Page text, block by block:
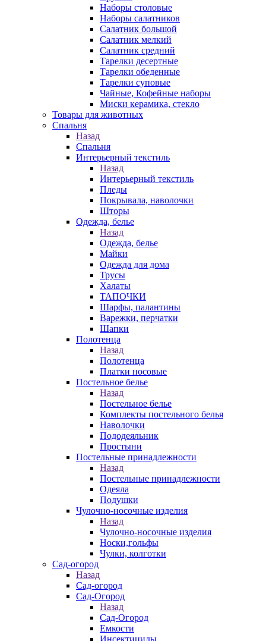
Наборы столовые
Наборы салатников
Салатник большой
Салатник мелкий
Салатник средний
Тарелки десертные
Тарелки обеденные
Тарелки суповые
Чайные, Кофейные наборы
Миски керамика, стекло
Товары для животных
Спальня
Назад
Спальня
Интерьерный текстиль
Назад
Интерьерный текстиль
Пледы
Покрывала, наволочки
Шторы
Одежда, белье
Назад
Одежда, белье
Майки
Одежда для дома
Трусы
Халаты
ТАПОЧКИ
Шарфы, палантины
Варежки, перчатки
Шапки
Полотенца
Назад
Полотенца
Платки носовые
Постельное белье
Назад
Постельное белье
Комплекты постельного белья
Наволочки
Пододеяльник
Простыни
Постельные принадлежности
Назад
Постельные принадлежности
Одеяла
Подушки
Чулочно-носочные изделия
Назад
Чулочно-носочные изделия
Носки,гольфы
Чулки, колготки
Сад-огород
Назад
Сад-огород
Сад-Огород
Назад
Сад-Огород
Емкости
Инсектициды